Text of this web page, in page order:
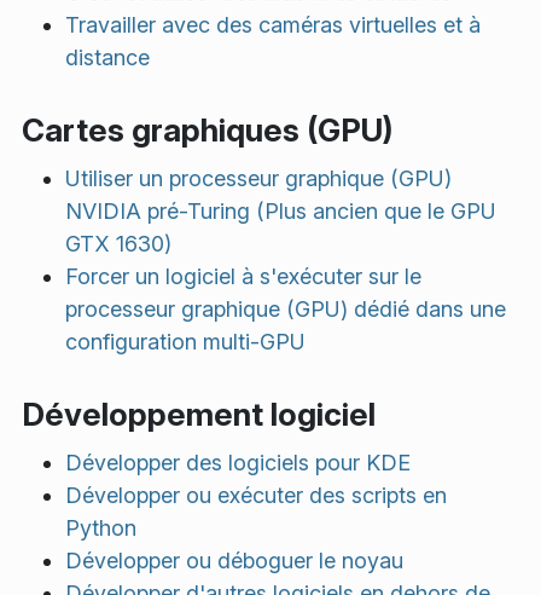
Travailler avec des caméras virtuelles et à
distance
Cartes graphiques (GPU)
Utiliser un processeur graphique (GPU)
NVIDIA pré-Turing (Plus ancien que le GPU
GTX 1630)
Forcer un logiciel à s'exécuter sur le
processeur graphique (GPU) dédié dans une
configuration multi-GPU
Développement logiciel
Développer des logiciels pour KDE
Développer ou exécuter des scripts en
Python
Développer ou déboguer le noyau